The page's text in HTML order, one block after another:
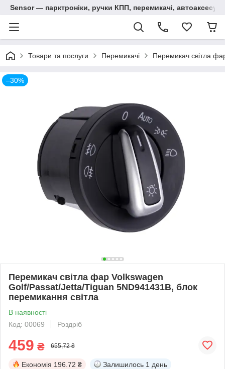
Sensor — парктроніки, ручки КПП, перемикачі,
Товари та послуги Перемикачі Перемикач світла
–30%
Перемикач світла фар Volkswagen
Golf/Passat/Jetta/Tiguan 5ND941431B, блок
перемикання світла
В наявності
Код: 00069
Роздріб
459 ₴ 655,72 ₴
Економія 196.72 ₴ Залишилось 1 день